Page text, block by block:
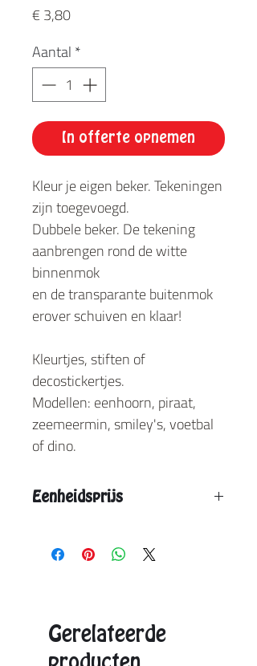
€ 3,80Prijs
Aantal*
In offerte opnemen
Kleur je eigen beker. Tekeningen
zijn toegevoegd.
Dubbele beker. De tekening
aanbrengen rond de witte
binnenmok
en de transparante buitenmok
erover schuiven en klaar!
Kleurtjes, stiften of
decostickertjes.
Modellen: eenhoorn, piraat,
zeemeermin, smiley's, voetbal
of dino.
Eenheidsprijs
Vanaf 24 stuks: € 2,55
Exacte prijzen ontvangt u in de offerte.
Gerelateerde